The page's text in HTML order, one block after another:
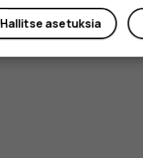
Hallitse asetuksia